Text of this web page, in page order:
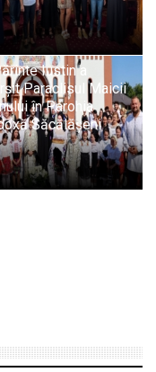
Iustin a
Paraclisul Maicii
în Parohia
Săcălășeni